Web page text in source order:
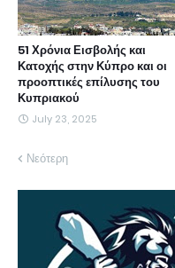
51 Χρόνια Εισβολής και
Κατοχής στην Κύπρο και οι
προοπτικές επίλυσης του
Κυπριακού
July 23, 2025
Νεότερη